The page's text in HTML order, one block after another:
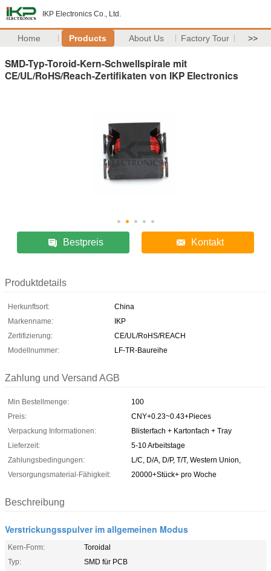
IKP Electronics Co., Ltd.
Home Products About Us Factory Tour >>
SMD-Typ-Toroid-Kern-Schwellspirale mit
CE/UL/RoHS/Reach-Zertifikaten von IKP Electronics
Bestpreis Kontakt
Produktdetails
Herkunftsort:
China
Markenname:
IKP
Zertifizierung:
CE/UL/RoHS/REACH
Modellnummer:
LF-TR-Baureihe
Zahlung und Versand AGB
Min Bestellmenge:
100
Preis:
CNY+0.23~0.43+Pieces
Verpackung Informationen:
Blisterfach + Kartonfach + Tray
Lieferzeit:
5-10 Arbeitstage
Zahlungsbedingungen:
L/C, D/A, D/P, T/T, Western Union,
Versorgungsmaterial-Fähigkeit:
20000+Stück+ pro Woche
Beschreibung
Verstrickungsspulver im allgemeinen Modus
Kern-Form:
Toroidal
Typ:
SMD für PCB